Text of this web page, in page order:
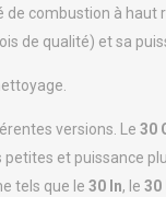
de combustion à haut
de qualité) et sa
versions. Le 30
et puissance
tels que le 30 In, le 30